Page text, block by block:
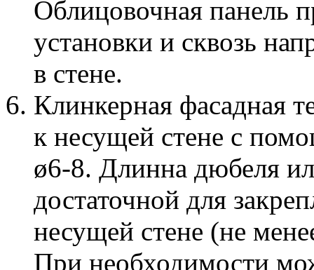
Облицовочная панель
установки и сквозь
в стене.
Клинкерная фасадная
к несущей стене с
ø6-8. Длинна дюбеля
достаточной для
несущей стене (не
При необходимости